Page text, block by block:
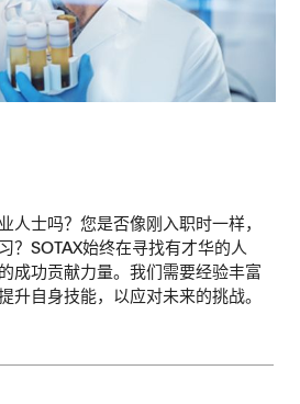
人士吗？您是否像刚入职时一样，
？SOTAX始终在寻找有才华的人
成功贡献力量。我们需要经验丰富
升自身技能，以应对未来的挑战。